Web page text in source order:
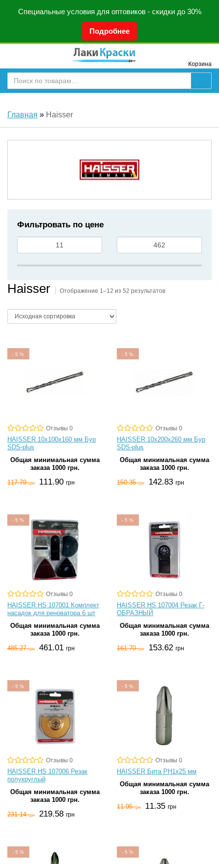
Специальные условия для оптовиков - скидки до 30%
Подробнее
Корзина
Главная » Haisser
Фильтровать по цене
Haisser Отображение 1–12 из 52 результатов
-5%
Отзывы 0
HAISSER 10х100х160 мм Бур
SDS-plus
Общая минимальная сумма
заказа 1000 грн.
117.79грн 111.90 грн
-5%
Отзывы 0
HAISSER 10х200х260 мм Бур
SDS-plus
Общая минимальная сумма
заказа 1000 грн.
150.35грн 142.83 грн
-5%
Отзывы 0
HAISSER HS 107001 Комплект
насадок для реноватора 6 шт
Общая минимальная сумма
заказа 1000 грн.
485.27грн 461.01 грн
-5%
Отзывы 0
HAISSER HS 107004 Резак Г-
ОБРАЗНЫЙ
Общая минимальная сумма
заказа 1000 грн.
161.70грн 153.62 грн
-5%
Отзывы 0
HAISSER HS 107006 Резак
полукруглый
Общая минимальная сумма
заказа 1000 грн.
231.14грн 219.58 грн
-5%
Отзывы 0
HAISSER Бита PH1х25 мм
Общая минимальная сумма
заказа 1000 грн.
11.95грн 11.35 грн
-5% -5%